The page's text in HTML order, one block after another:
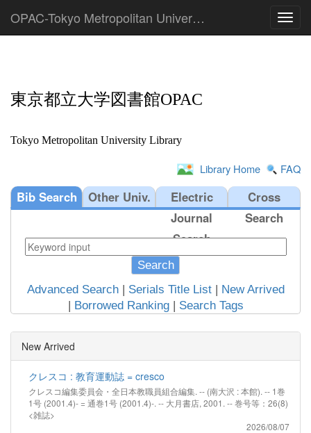
OPAC-Tokyo Metropolitan University Library
東京都立大学図書館OPAC
Tokyo Metropolitan University Library
Library Home FAQ
Bib Search Other Univ.
Electric
Journal
Search
Cross
Search
Search
Advanced Search| Serials Title List| New Arrived
| Borrowed Ranking| Search Tags
New Arrived
クレスコ : 教育運動誌 = cresco
クレスコ編集委員会・全日本教職員組合編集. -- (南大沢 : 本館). -- 1巻
1号 (2001.4)- = 通巻1号 (2001.4)-. -- 大月書店, 2001. -- 巻号等：26(8)
<雑誌>
2026/08/07